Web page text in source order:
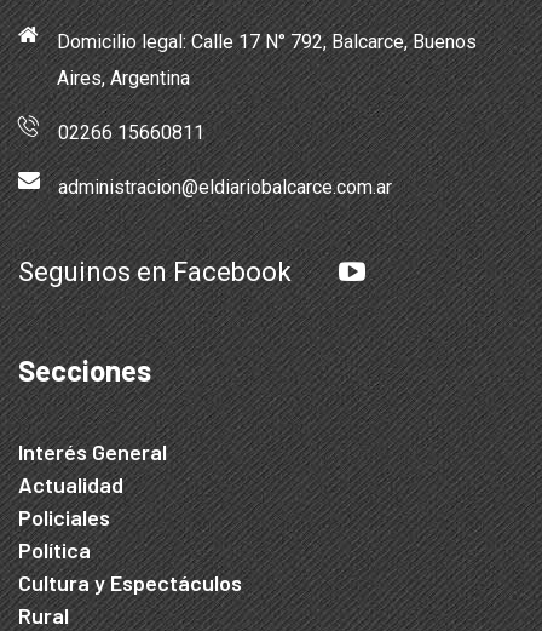
Domicilio legal: Calle 17 N° 792, Balcarce, Buenos
Aires, Argentina
02266 15660811
administracion@eldiariobalcarce.com.ar
Seguinos en Facebook
Secciones
Interés General
Actualidad
Policiales
Política
Cultura y Espectáculos
Rural